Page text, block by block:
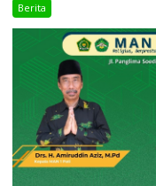
Berita